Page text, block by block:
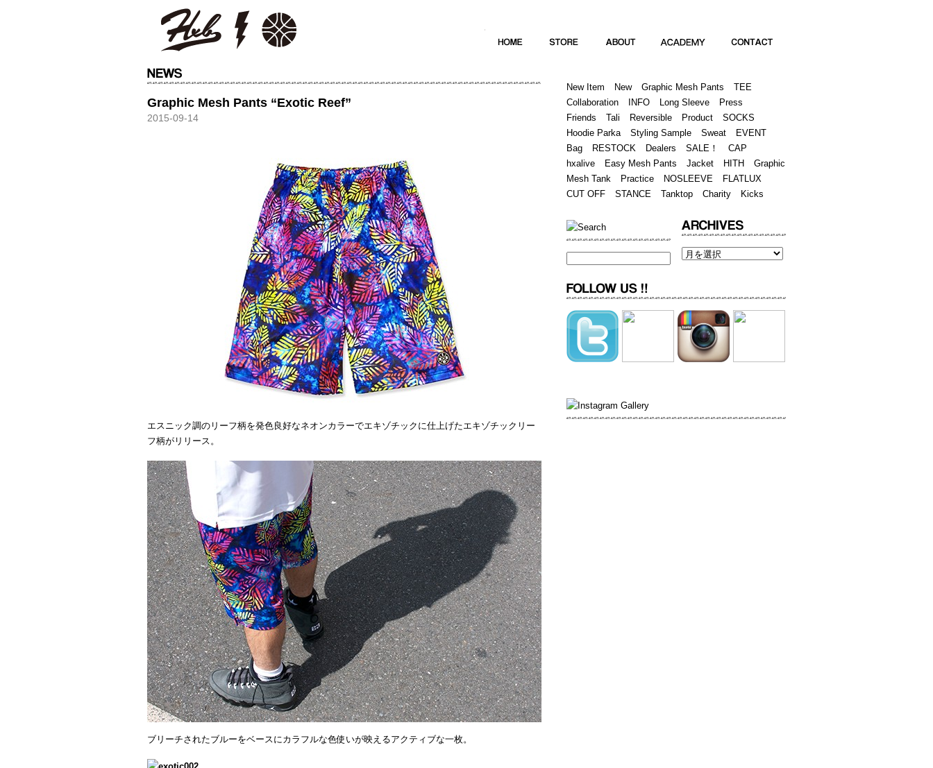
Graphic Mesh Pants “Exotic Reef”
2015-09-14
エスニック調のリーフ柄を発色良好なネオンカラーでエキゾチックに仕上げたエキゾチックリー
フ柄がリリース。
ブリーチされたブルーをベースにカラフルな色使いが映えるアクティブな一枚。
New Item New Graphic Mesh Pants
TEE
Collaboration
INFO Long Sleeve
Press
Friends
Tali Reversible Product
SOCKS
Hoodie Parka
Styling Sample Sweat
EVENT
Bag
RESTOCK Dealers SALE！
CAP
hxalive
Easy Mesh Pants Jacket HITH
Graphic
Mesh Tank
Practice NOSLEEVE
FLATLUX
CUT OFF
STANCE Tanktop Charity Kicks